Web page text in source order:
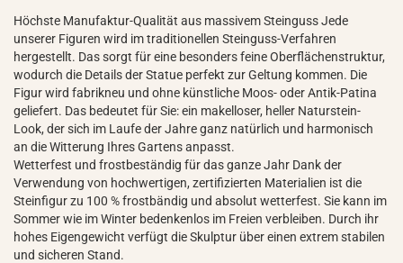
Höchste Manufaktur-Qualität aus massivem Steinguss Jede
unserer Figuren wird im traditionellen Steinguss-Verfahren
hergestellt. Das sorgt für eine besonders feine Oberflächenstruktur,
wodurch die Details der Statue perfekt zur Geltung kommen. Die
Figur wird fabrikneu und ohne künstliche Moos- oder Antik-Patina
geliefert. Das bedeutet für Sie: ein makelloser, heller Naturstein-
Look, der sich im Laufe der Jahre ganz natürlich und harmonisch
an die Witterung Ihres Gartens anpasst.
Wetterfest und frostbeständig für das ganze Jahr Dank der
Verwendung von hochwertigen, zertifizierten Materialien ist die
Steinfigur zu 100 % frostbändig und absolut wetterfest. Sie kann im
Sommer wie im Winter bedenkenlos im Freien verbleiben. Durch ihr
hohes Eigengewicht verfügt die Skulptur über einen extrem stabilen
und sicheren Stand.